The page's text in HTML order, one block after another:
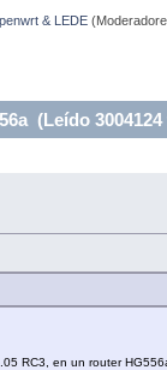
& LEDE
(Leído 3004124
RC3, en un router